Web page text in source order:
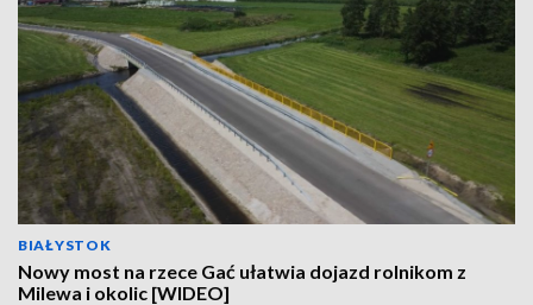
BIAŁYSTOK
Nowy most na rzece Gać ułatwia dojazd rolnikom z
Milewa i okolic [WIDEO]